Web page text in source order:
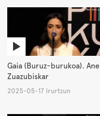
Gaia (Buruz-burukoa). Ane
Zuazubiskar
2025-05-17 Irurtzun